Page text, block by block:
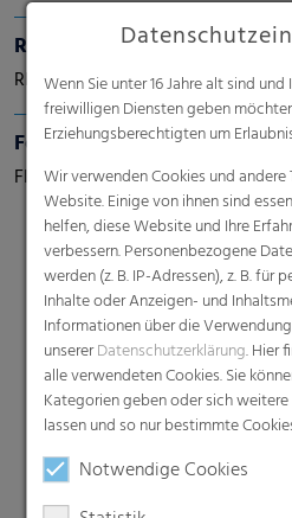
RKW HyJet® / Hybond
RKW bietet eine Vielzahl an
Feinschrumpffolie
Flachfolie oder Halbschlauchfolie
Suche
Wenn Sie unter 16 Jahre alt sind
freiwilligen Diensten geben
Erziehungsberechtigten um
Wir verwenden Cookies und
Website. Einige von ihnen sind
helfen, diese Website und Ihre
verbessern. Personenbezogene
werden (z. B. IP-Adressen), z. B. für
Inhalte oder Anzeigen- und
Informationen über die
unsererDatenschutzerklärung. Hier
alle verwendeten Cookies. Sie
Kategorien geben oder sich
lassen und so nur bestimmte
Notwendige Cookies